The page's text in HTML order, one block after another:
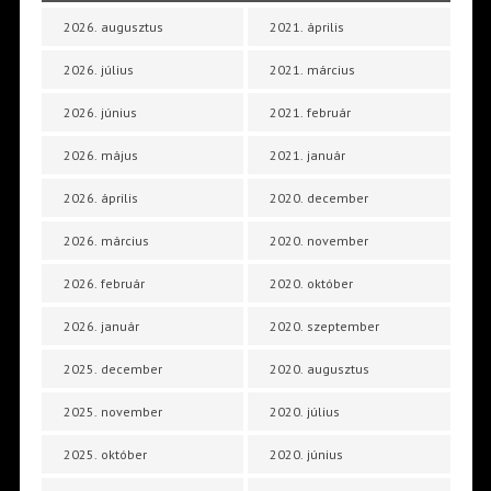
2026. augusztus
2026. július
2026. június
2026. május
2026. április
2026. március
2026. február
2026. január
2025. december
2025. november
2025. október
2021. április
2021. március
2021. február
2021. január
2020. december
2020. november
2020. október
2020. szeptember
2020. augusztus
2020. július
2020. június